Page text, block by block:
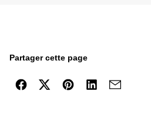
Partager cette page